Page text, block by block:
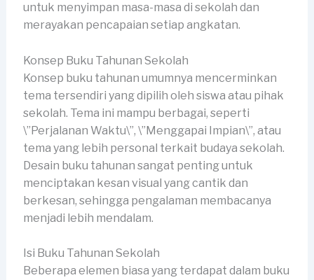
untuk menyimpan masa-masa di sekolah dan
merayakan pencapaian setiap angkatan.
Konsep Buku Tahunan Sekolah
Konsep buku tahunan umumnya mencerminkan
tema tersendiri yang dipilih oleh siswa atau pihak
sekolah. Tema ini mampu berbagai, seperti
\”Perjalanan Waktu\”, \”Menggapai Impian\”, atau
tema yang lebih personal terkait budaya sekolah.
Desain buku tahunan sangat penting untuk
menciptakan kesan visual yang cantik dan
berkesan, sehingga pengalaman membacanya
menjadi lebih mendalam.
Isi Buku Tahunan Sekolah
Beberapa elemen biasa yang terdapat dalam buku